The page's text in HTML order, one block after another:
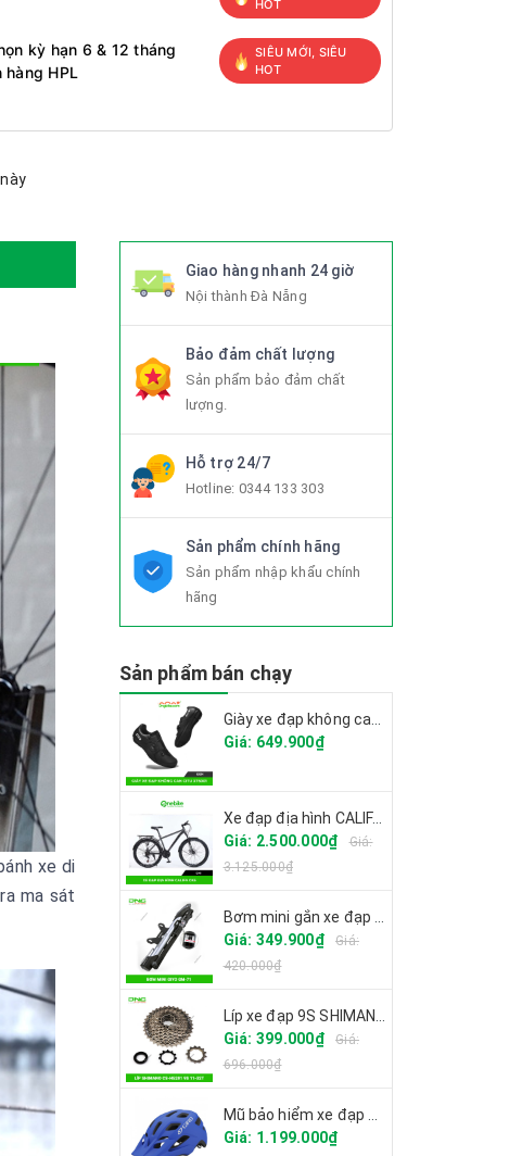
HOT
kỳ hạn 6 & 12 tháng
HPL
SIÊU MỚI, SIÊU
HOT
xe di
ma sát
Giao hàng nhanh 24 giờ
Nội thành Đà Nẵng
Bảo đảm chất lượng
Sản phẩm bảo đảm chất
lượng.
Hỗ trợ 24/7
Hotline: 0344 133 303
Sản phẩm chính hãng
Sản phẩm nhập khẩu chính
hãng
Sản phẩm bán chạy
Giá: 649.900₫
Xe đạp địa hình CALIFA CK6
Giá: 2.500.000₫
Giá:
3.125.000₫
Giá: 349.900₫
Giá:
420.000₫
Giá: 399.000₫
Giá:
696.000₫
Giá: 1.199.000₫